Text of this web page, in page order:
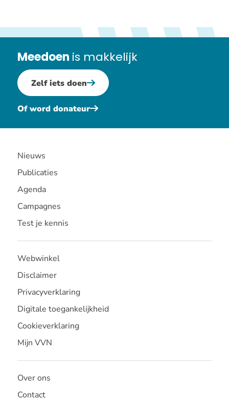
Meedoen is makkelijk
Zelf iets doen
Of word donateur
Nieuws
Publicaties
Agenda
Campagnes
Test je kennis
Webwinkel
Disclaimer
Privacyverklaring
Digitale toegankelijkheid
Cookieverklaring
Mijn VVN
Over ons
Contact